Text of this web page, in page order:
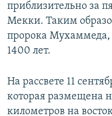
приблизительно за
Мекки. Таким
пророка Мухаммеда,
1400 лет.
На рассвете 11
которая размещена
километров на